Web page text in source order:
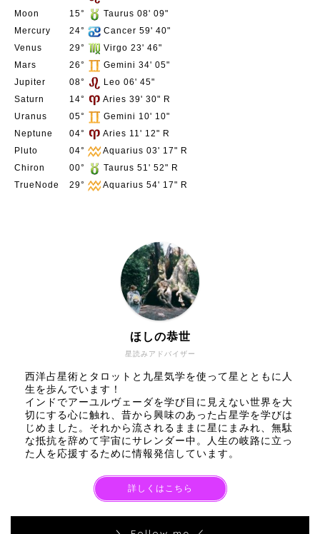
Moon
15°
Taurus 08' 09"
Mercury
24°
Cancer 59' 40"
Venus
29°
Virgo 23' 46"
Mars
26°
Gemini 34' 05"
Jupiter
08°
Leo 06' 45"
Saturn
14°
Aries 39' 30" R
Uranus
05°
Gemini 10' 10"
Neptune
04°
Aries 11' 12" R
Pluto
04°
Aquarius 03' 17" R
Chiron
00°
Taurus 51' 52" R
TrueNode
29° Aquarius 54' 17" R
星読みアドバイザー
ほしの恭世
西洋占星術とタロットと九星気学を使って星とともに人
生を歩んでいます！
インドでアーユルヴェーダを学び目に見えない世界を大
切にする心に触れ、昔から興味のあった占星学を学びは
じめました。それから流されるままに星にまみれ、無駄
な抵抗を辞めて宇宙にサレンダー中。人生の岐路に立っ
た人を応援するために情報発信しています。
詳しくはこちら